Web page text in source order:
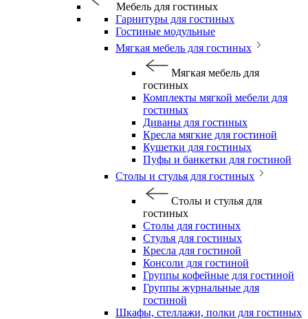
Мебель для гостиных
Гарнитуры для гостиных
Гостиные модульные
Мягкая мебель для гостиных
Мягкая мебель для
гостиных
Комплекты мягкой мебели для
гостиных
Диваны для гостиных
Кресла мягкие для гостиной
Кушетки для гостиных
Пуфы и банкетки для гостиной
Столы и стулья для гостиных
Столы и стулья для
гостиных
Столы для гостиных
Стулья для гостиных
Кресла для гостиной
Консоли для гостиной
Группы кофейные для гостиной
Группы журнальные для
гостиной
Шкафы, стеллажи, полки для гостиных